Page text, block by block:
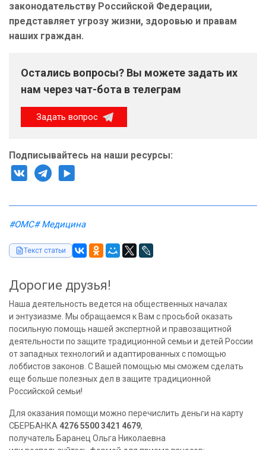
законодательству Российской Федерации,
представляет угрозу жизни, здоровью и правам
наших граждан.
Остались вопросы? Вы можете задать их
нам через чат-бота в телеграм
Задать вопрос
Подписывайтесь на наши ресурсы:
#ОМС# Медицина
Текст статьи
Дорогие друзья!
Наша деятельность ведется на общественных началах
и энтузиазме. Мы обращаемся к Вам с просьбой оказать
посильную помощь нашей экспертной и правозащитной
деятельности по защите традиционной семьи и детей России
от западных технологий и адаптированных с помощью
лоббистов законов. С Вашей помощью мы сможем сделать
еще больше полезных дел в защите традиционной
Российской семьи!
Для оказания помощи можно перечислить деньги на карту
СБЕРБАНКА 4276 5500 3421 4679,
получатель Баранец Ольга Николаевна